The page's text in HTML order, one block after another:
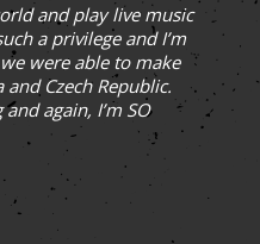
and play live music
a privilege and I’m
were able to make
Czech Republic.
again, I’m SO